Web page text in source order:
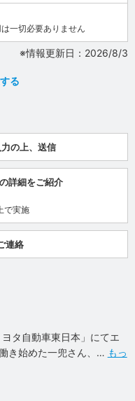
一切必要ありません
※情報更新日：2026/8/3
る
の上、送信
詳細をご紹介
で実施
連絡
タ自動車東日本」にてエ
き始めた一兜さん、
もっ